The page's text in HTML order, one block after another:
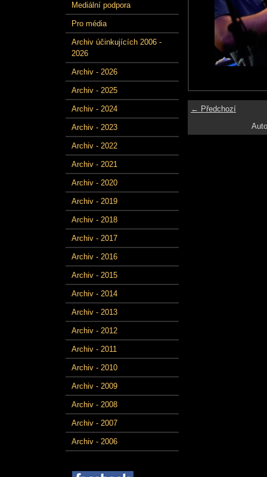
Mediální podpora
Pro média
Archiv účinkujících 2006 -
2026
Archiv - 2026
Archiv - 2025
Archiv - 2024
Archiv - 2023
Archiv - 2022
Archiv - 2021
Archiv - 2020
Archiv - 2019
Archiv - 2018
Archiv - 2017
Archiv - 2016
Archiv - 2015
Archiv - 2014
Archiv - 2013
Archiv - 2012
Archiv - 2011
Archiv - 2010
Archiv - 2009
Archiv - 2008
Archiv - 2007
Archiv - 2006
← Předchozí